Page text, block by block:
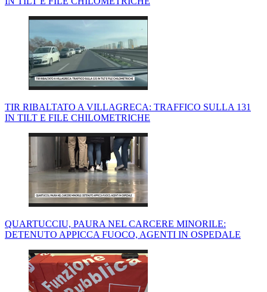
TIR RIBALTATO A VILLAGRECA: TRAFFICO SULLA 131
IN TILT E FILE CHILOMETRICHE
QUARTUCCIU, PAURA NEL CARCERE MINORILE:
DETENUTO APPICCA FUOCO, AGENTI IN OSPEDALE